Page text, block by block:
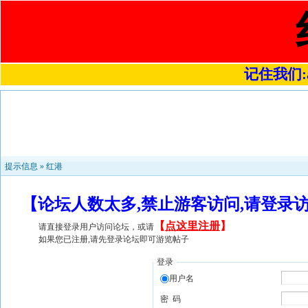
记住我们
提示信息 » 红港
【论坛人数太多,禁止游客访问,请登
请直接登录用户访问论坛，或请 【 点这里注册】
如果您已注册,请先登录论坛即可游览帖子
登录
用户名
密 码